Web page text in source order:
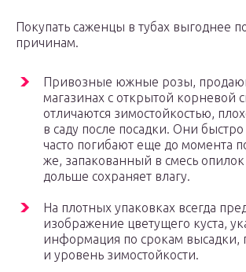
Покупать саженцы в тубах выгоднее
причинам.
Привозные южные розы,
магазинах с открытой корневой
отличаются зимостойкостью,
в саду после посадки. Они
часто погибают еще до момента
же, запакованный в смесь
дольше сохраняет влагу.
На плотных упаковках всегда
изображение цветущего куста,
информация по срокам высадки,
и уровень зимостойкости.